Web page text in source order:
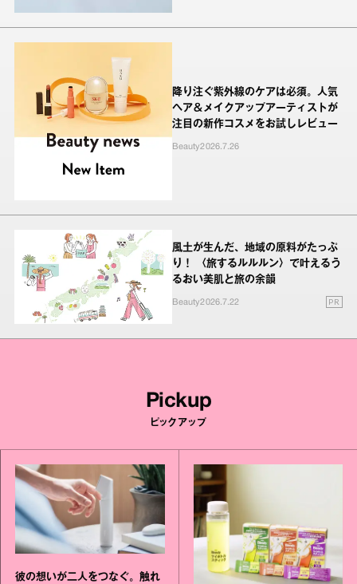
降り注ぐ紫外線のケアは必須。人気
ヘア＆メイクアップアーティストが
注目の新作コスメをお試しレビュー
Beauty2026.7.26
風土が生んだ、地域の原料がたっぷ
り！ 〈旅するルルルン〉で叶えるう
るおい美肌と旅の余韻
Beauty2026.7.22 PR
Pickup
ピックアップ
彼の想いが二人をつなぐ。触れ